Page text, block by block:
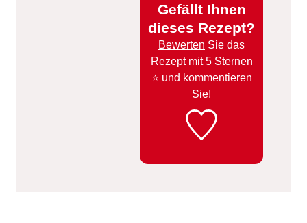
Gefällt Ihnen
dieses Rezept?
Bewerten Sie das
Rezept mit 5 Sternen
⭐️ und kommentieren
Sie!